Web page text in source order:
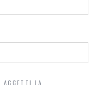
ACCETTI LA